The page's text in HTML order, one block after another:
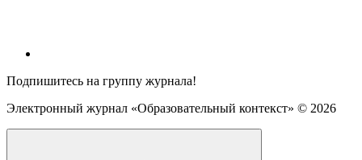
Подпишитесь на группу журнала!
Электронный журнал «Образовательный контекст» © 2026